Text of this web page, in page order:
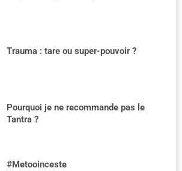
Trauma : tare ou super-pouvoir ?
Pourquoi je ne recommande pas le
Tantra ?
#Metooinceste